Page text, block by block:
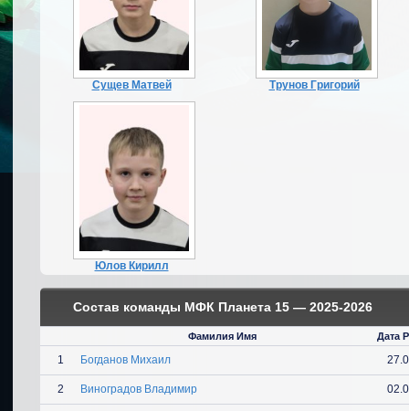
Сущев Матвей Трунов Григорий
Юлов Кирилл
Состав команды МФК Планета 15 — 2025-2026
Фамилия Имя Дата
1 Богданов Михаил
2 Виноградов Владимир